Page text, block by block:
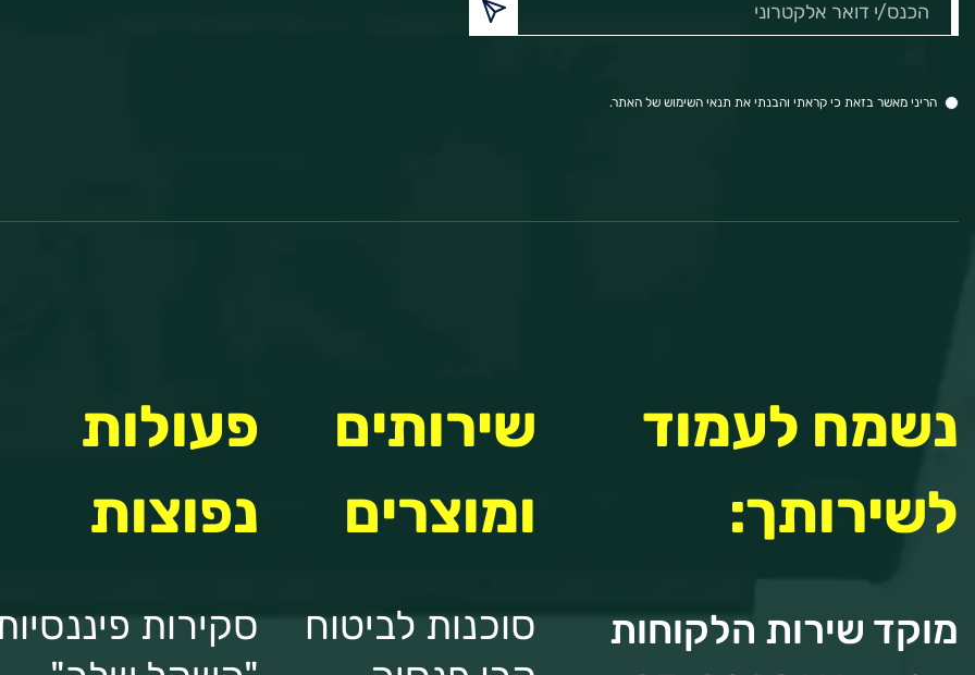
דואר
הריני מאשר בזאת כי קראתי והבנתי את תנאי השימוש של האתר.
נשמח לעמוד
לשירותך:
מוקד שירות הלקוחות
שירותים
ומוצרים
סוכנות לביטוח
פעולות
נפוצות
סקירות